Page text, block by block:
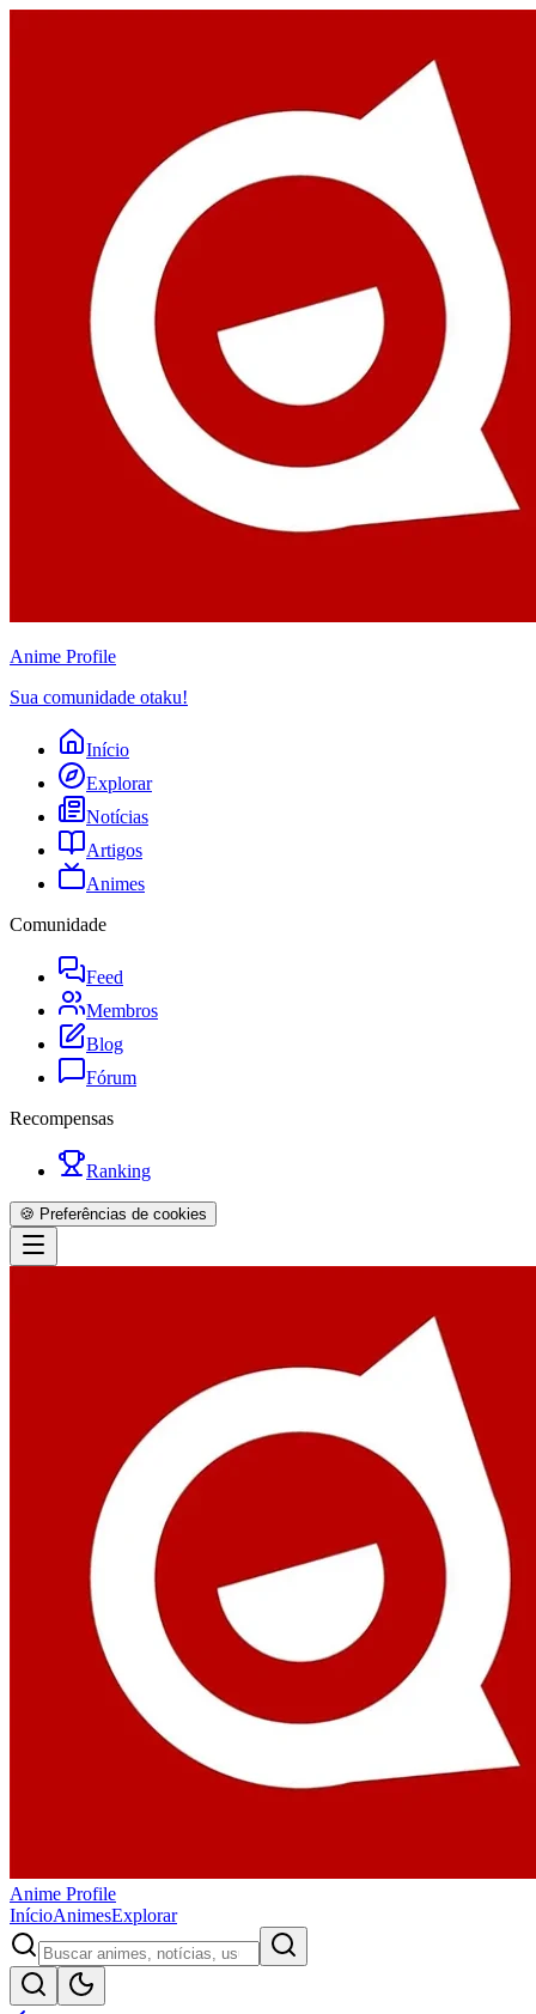
Anime Profile
Sua comunidade otaku!
Início
Explorar
Notícias
Artigos
Animes
Comunidade
Feed
Membros
Blog
Fórum
Recompensas
Ranking
🍪 Preferências de cookies
Anime Profile
InícioAnimesExplorar